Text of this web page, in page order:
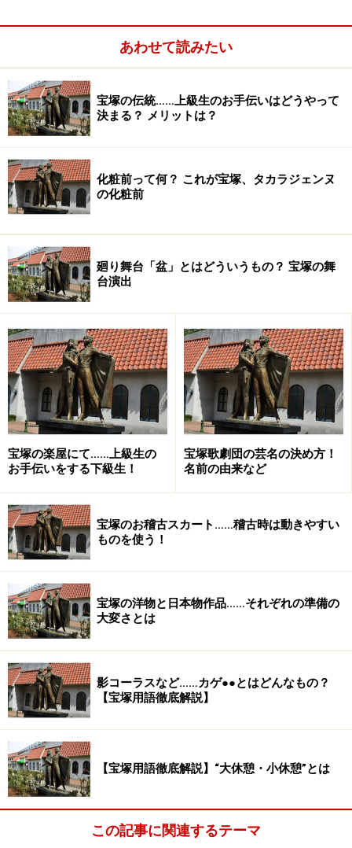
価格：¥16,200
発売日：2015年3月20日
柚希礼音スーパー・リサイタル『REON in
BUDOKAN～LEGEND～』
DVD 柚希礼音スーパー・リサイタル『REON in
BUDOKAN～LEGEND～』
主な出演者
【星組】柚希礼音・夢咲ねね・十輝いりす・真風涼帆
価格：¥8,640
発売日：2015年3月27日
柚希礼音スーパー・リサイタル『REON in
BUDOKAN～LEGEND～』
あわせて読みたい
宝塚の伝統……上級生のお手伝いはどうやって
決まる？ メリットは？
化粧前って何？ これが宝塚、タカラジェンヌ
の化粧前
廻り舞台「盆」とはどういうもの？ 宝塚の舞
台演出
宝塚の楽屋にて……上級生の
お手伝いをする下級生！
宝塚歌劇団の芸名の決め方！
名前の由来など
宝塚のお稽古スカート……稽古時は動きやすい
ものを使う！
宝塚の洋物と日本物作品……それぞれの準備の
大変さとは
影コーラスなど……カゲ●●とはどんなもの？
【宝塚用語徹底解説】
【宝塚用語徹底解説】“大休憩・小休憩”とは
この記事に関連するテーマ